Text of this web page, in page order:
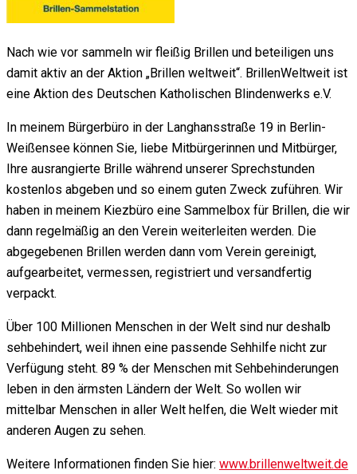
Nach wie vor sammeln wir fleißig Brillen und beteiligen uns
damit aktiv an der Aktion „Brillen weltweit“. BrillenWeltweit ist
eine Aktion des Deutschen Katho­lischen Blinden­werks e.V.
In meinem Bürgerbüro in der Langhansstraße 19 in Berlin-
Weißensee können Sie, liebe Mitbürgerinnen und Mitbürger,
Ihre ausrangierte Brille während unserer Sprechstunden
kostenlos abgeben und so einem guten Zweck zuführen. Wir
haben in meinem Kiezbüro eine Sammelbox für Brillen, die wir
dann regelmäßig an den Verein weiterleiten werden. Die
abgegebenen Brillen werden dann vom Verein gereinigt,
aufge­arbeitet, vermessen, regis­triert und versand­fertig
verpackt.
Über 100 Millionen Menschen in der Welt sind nur deshalb
sehbehindert, weil ihnen eine passende Sehhilfe nicht zur
Verfügung steht. 89 % der Menschen mit Seh­behinde­rungen
leben in den ärmsten Ländern der Welt. So wollen wir
mittelbar Menschen in aller Welt helfen, die Welt wieder mit
anderen Augen zu sehen.
Weitere Informationen finden Sie hier: www.brillenweltweit.de